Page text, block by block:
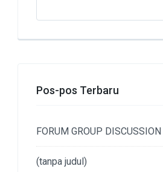
Pos-pos Terbaru
FORUM GROUP
(tanpa judul)